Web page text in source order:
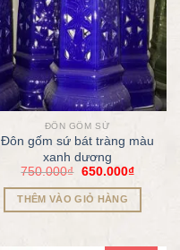
ĐÔN GỐM SỨ
Đôn gốm sứ bát tràng màu
xanh dương
750.000₫ 650.000₫
THÊM VÀO GIỎ HÀNG